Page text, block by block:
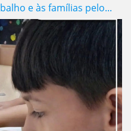
e às famílias pelo...